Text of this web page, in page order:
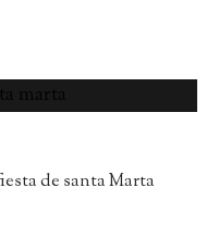
de santa Marta